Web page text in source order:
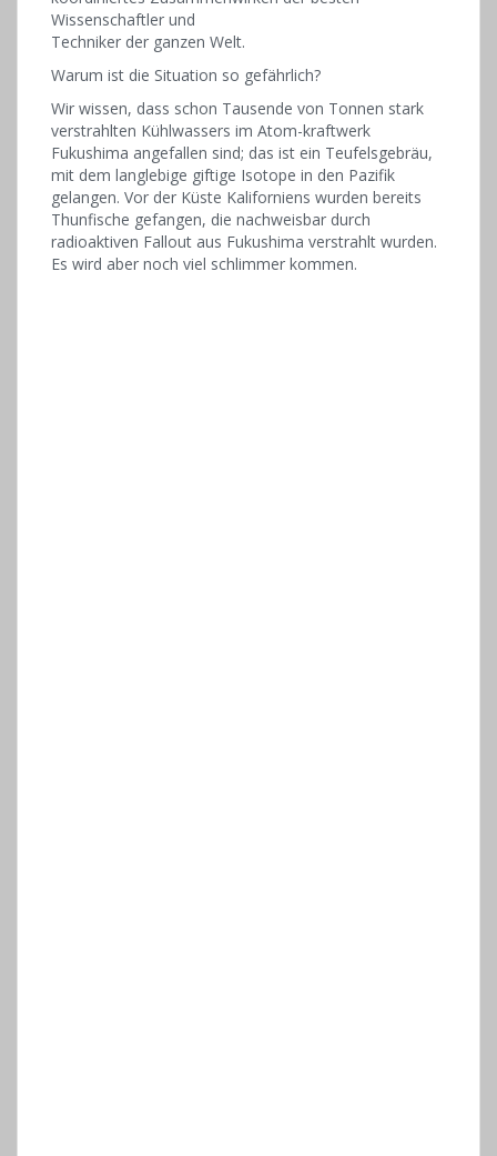
Wissenschaftler und
Techniker der ganzen Welt.
Warum ist die Situation so gefährlich?
Wir wissen, dass schon Tausende von Tonnen stark
verstrahlten Kühlwassers im Atom-kraftwerk
Fukushima angefallen sind; das ist ein Teufelsgebräu,
mit dem langlebige giftige Isotope in den Pazifik
gelangen. Vor der Küste Kaliforniens wurden bereits
Thunfische gefangen, die nachweisbar durch
radioaktiven Fallout aus Fukushima verstrahlt wurden.
Es wird aber noch viel schlimmer kommen.